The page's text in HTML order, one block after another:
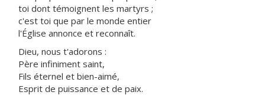
toi dont témoignent les martyrs ;
c'est toi que par le monde entier
l'Église annonce et reconnaît.
Dieu, nous t'adorons :
Père infiniment saint,
Fils éternel et bien-aimé,
Esprit de puissance et de paix.